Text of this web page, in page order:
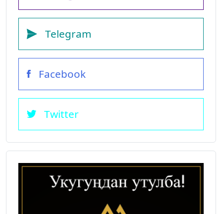
Telegram
Facebook
Twitter